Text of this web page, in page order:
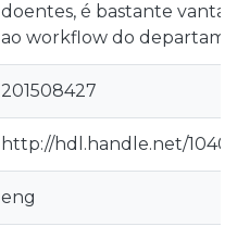
doentes, é bastante
ao workflow do
201508427
http://hdl.handle.net/
eng